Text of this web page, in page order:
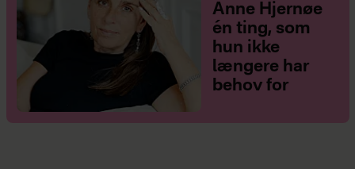
Anne Hjernøe
én ting, som
hun ikke
længere har
behov for